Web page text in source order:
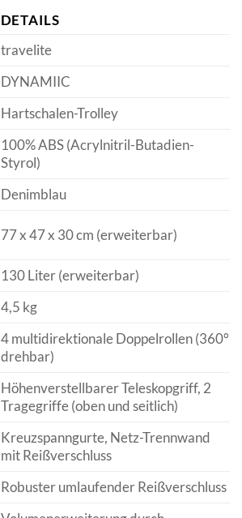
DETAILS
travelite
DYNAMIIC
Hartschalen-Trolley
100% ABS (Acrylnitril-Butadien-
Styrol)
Denimblau
77 x 47 x 30 cm (erweiterbar)
130 Liter (erweiterbar)
4,5 kg
4 multidirektionale Doppelrollen (360°
drehbar)
Höhenverstellbarer Teleskopgriff, 2
Tragegriffe (oben und seitlich)
Kreuzspanngurte, Netz-Trennwand
mit Reißverschluss
Robuster umlaufender Reißverschluss